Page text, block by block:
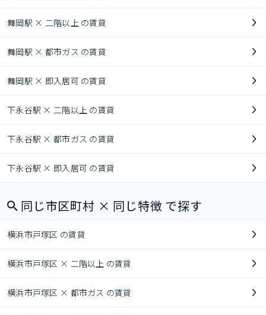
舞岡駅 × 二階以上 の賃貸
舞岡駅 × 都市ガス の賃貸
舞岡駅 × 即入居可 の賃貸
下永谷駅 × 二階以上 の賃貸
下永谷駅 × 都市ガス の賃貸
下永谷駅 × 即入居可 の賃貸
同じ市区町村 × 同じ特徴 で探す
横浜市戸塚区 の賃貸
横浜市戸塚区 × 二階以上 の賃貸
横浜市戸塚区 × 都市ガス の賃貸